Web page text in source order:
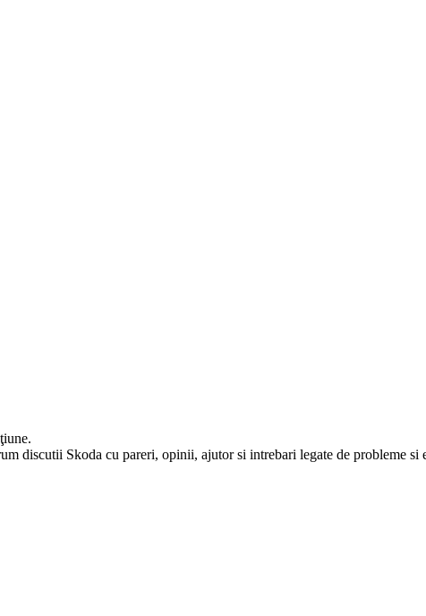
discutii Skoda cu pareri, opinii, ajutor si intrebari legate de probleme si